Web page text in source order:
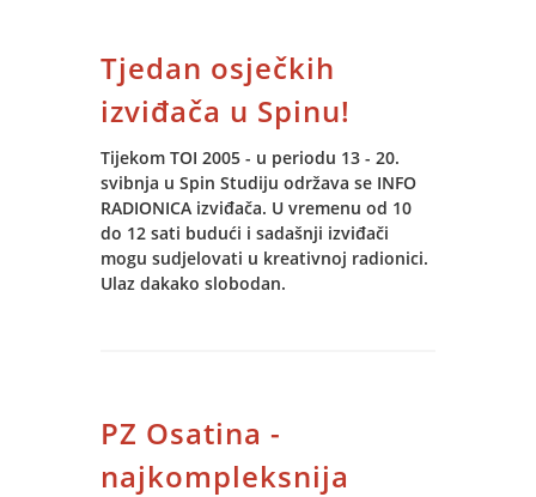
iskustva u implementaciji sustava
sljedivosti na temelju Jupiter Software
tehnologije od nabave, sustava kontrole
kvalitete, skladišnog poslovanja,
proizvodnje i logistike.
Tjedan osječkih
izviđača u Spinu!
Tijekom TOI 2005 - u periodu 13 - 20.
svibnja u Spin Studiju održava se INFO
RADIONICA izviđača. U vremenu od 10
do 12 sati budući i sadašnji izviđači
mogu sudjelovati u kreativnoj radionici.
Ulaz dakako slobodan.
PZ Osatina -
najkompleksnija